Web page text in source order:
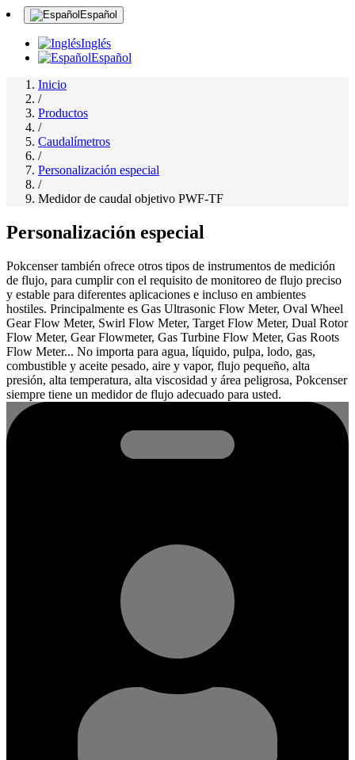
Español
Inglés
Español
Inicio
/
Productos
/
Caudalímetros
/
Personalización especial
/
Medidor de caudal objetivo PWF-TF
Personalización especial
Pokcenser también ofrece otros tipos de instrumentos de medición
de flujo, para cumplir con el requisito de monitoreo de flujo preciso
y estable para diferentes aplicaciones e incluso en ambientes
hostiles. Principalmente es Gas Ultrasonic Flow Meter, Oval Wheel
Gear Flow Meter, Swirl Flow Meter, Target Flow Meter, Dual Rotor
Flow Meter, Gear Flowmeter, Gas Turbine Flow Meter, Gas Roots
Flow Meter... No importa para agua, líquido, pulpa, lodo, gas,
combustible y aceite pesado, aire y vapor, flujo pequeño, alta
presión, alta temperatura, alta viscosidad y área peligrosa, Pokcenser
siempre tiene un medidor de flujo adecuado para usted.